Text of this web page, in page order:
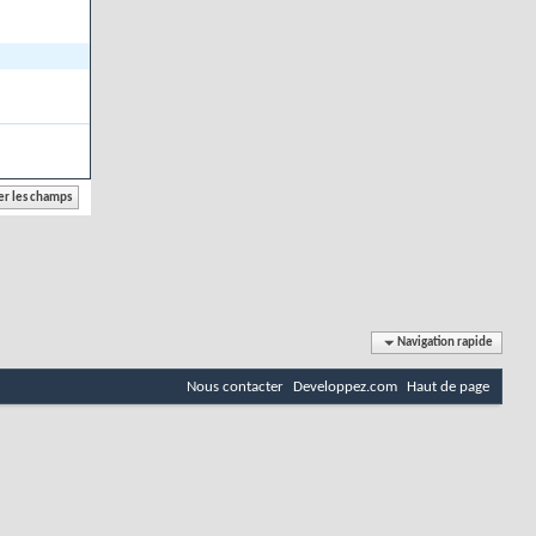
Navigation rapide
Nous contacter Developpez.com Haut de page